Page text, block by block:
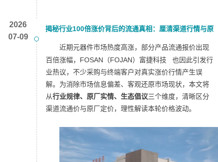
2026
07-09
揭秘行业100倍涨价背后的流通真相：厘清渠道行情与原
厂定价差异揭秘行业100倍涨价背后的流通真相：厘清渠
道行情与原厂定价差异
近期元器件市场热度高涨，部分产品流通报价出现
百倍涨幅，FOSAN（FOJAN） 富捷科技
也因此引发行
业热议，不少采购与终端客户对真实涨价行情产生误
解。为消除市场信息偏差、客观还原市场现状，本文将
从行业规律、原厂实情、生态倡议三个维度，清晰区分
渠道流通价与原厂定价，理性解读本轮价格波动。